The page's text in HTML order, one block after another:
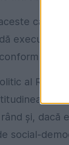
căi,
al
și, dacă
social-